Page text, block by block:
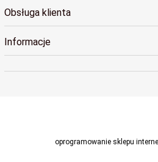
Obsługa klienta
Informacje
oprogramowanie sklepu